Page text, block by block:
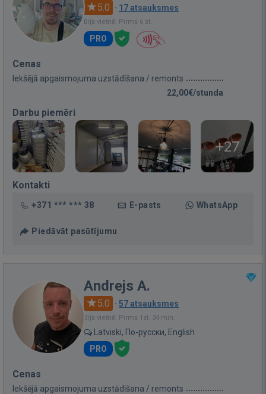
5.0 · 17 atsauksmes
Bija vietnē: Pirms 6 st.
PRO
Cenas
Iekšējā apgaismojuma uzstādīšana / remonts
22,00€/stunda
Darbu piemēri
+27
Kontakti
+371 *** *** 38 E-pasts WhatsApp
Piedāvāt pasūtījumu
Andrejs A.
5.0 · 57 atsauksmes
Bija vietnē: Pirms 1st. 34 min.
Latviski, По-русски, English
PRO
Cenas
Iekšējā apgaismojuma uzstādīšana / remonts